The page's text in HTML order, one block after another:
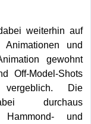
weiterhin auf
und
gewohnt
Off-Model-Shots
Die
durchaus
Hammond- und